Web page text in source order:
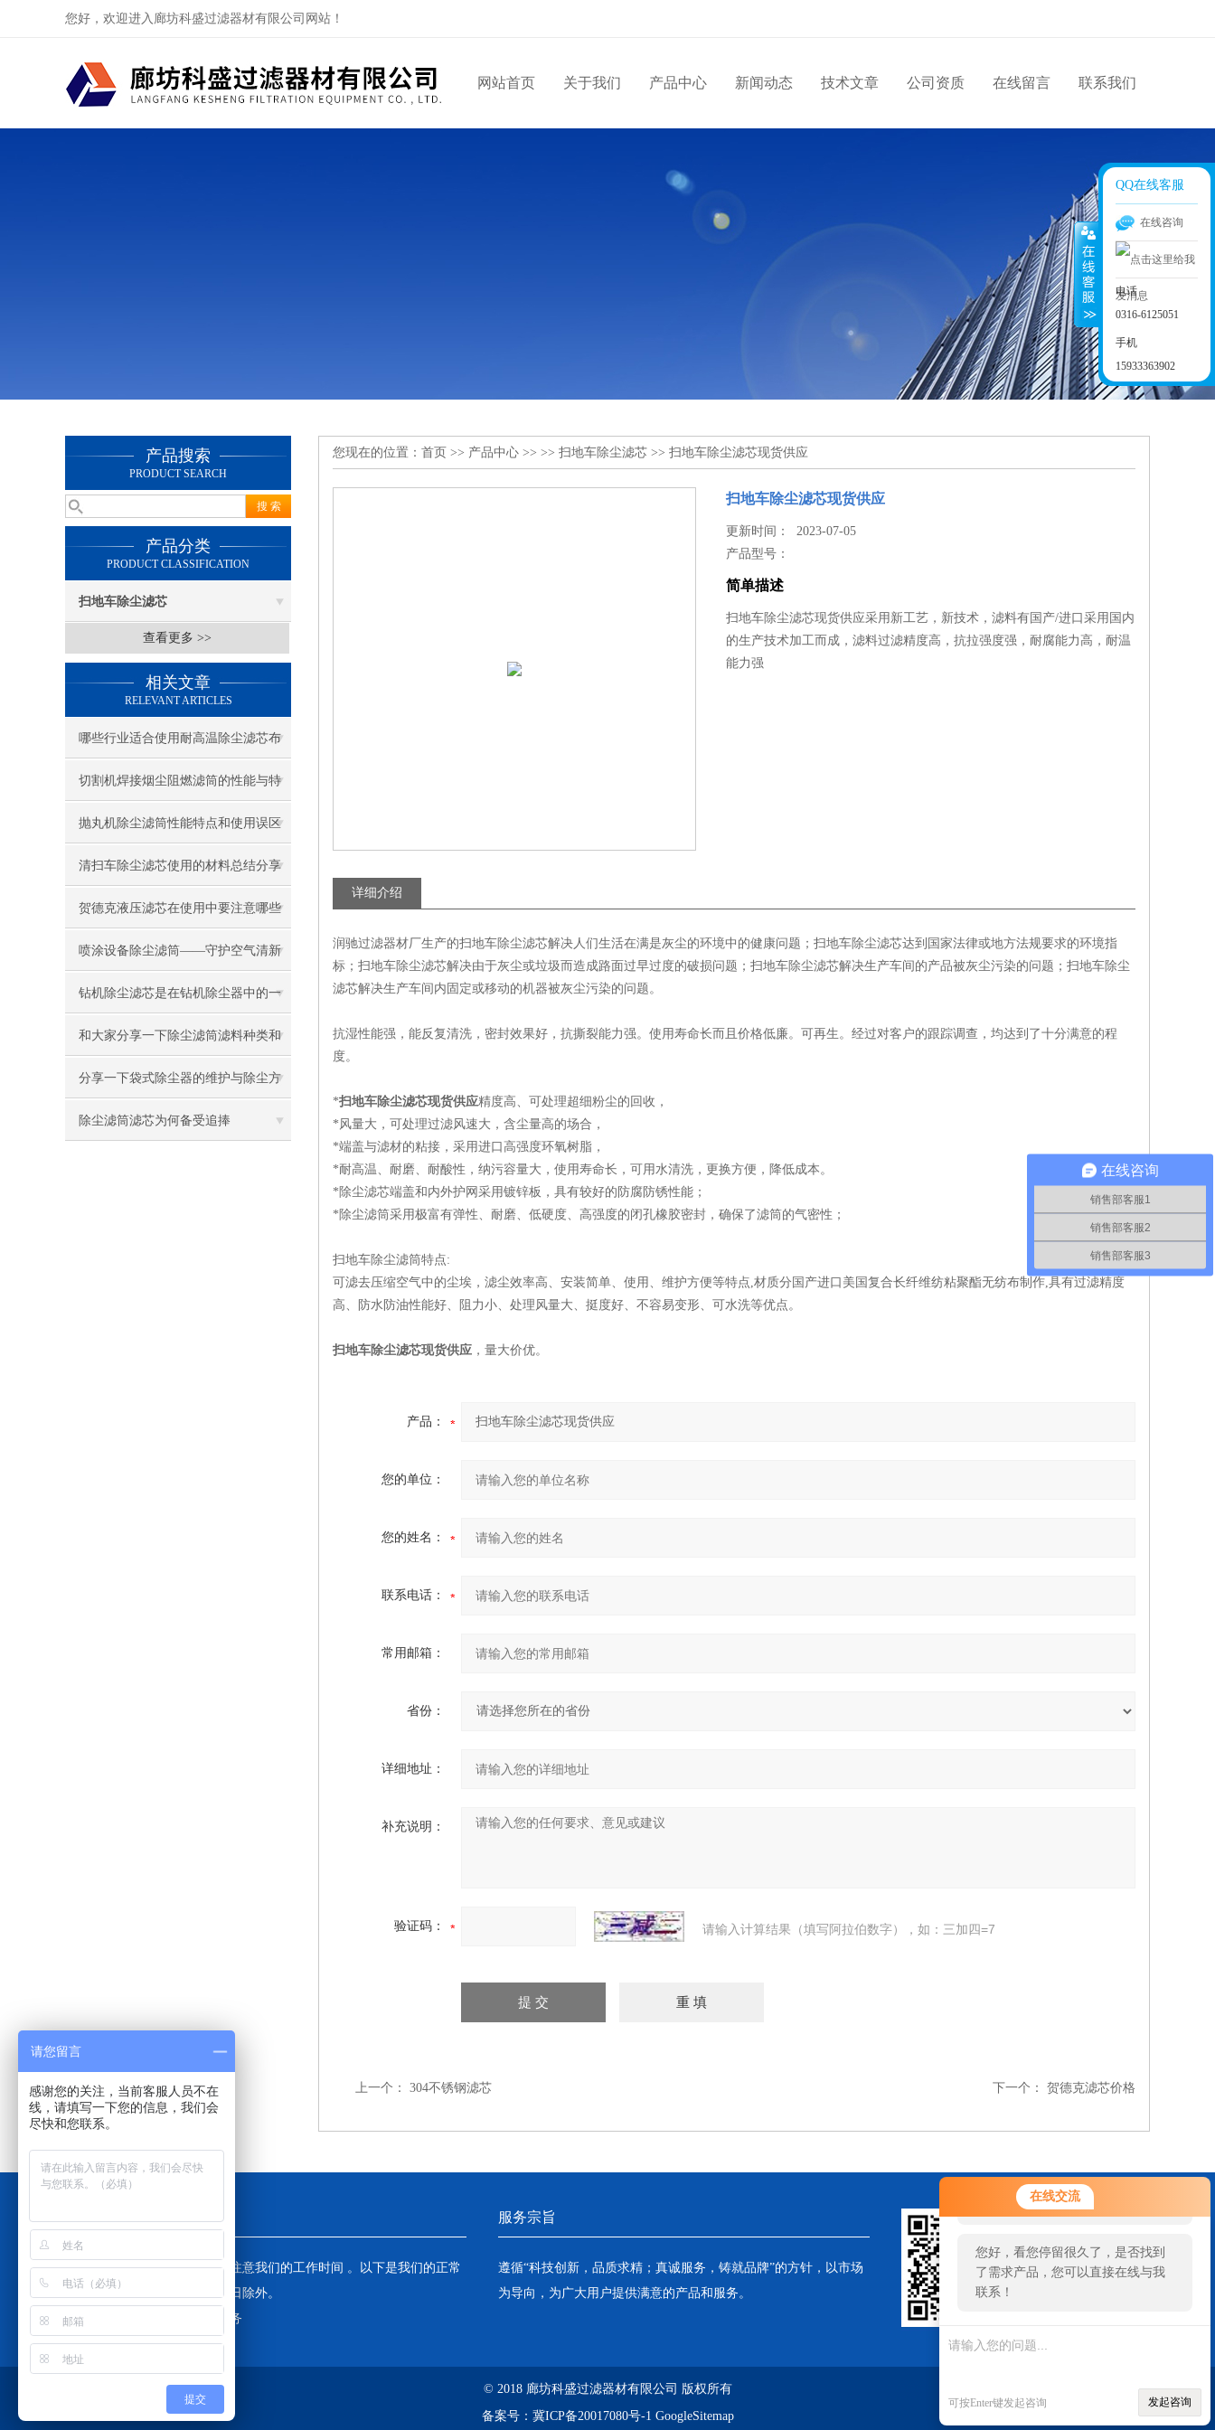
在线交流
您好！欢迎前来咨询，很高兴为您
服务，请问您要咨询什么问题呢？
您好，看您停留很久了，是否找到
了需求产品，您可以直接在线与我
联系！
可按Enter键发起咨询 发起咨询
您好，欢迎进入廊坊科盛过滤器材有限公司网站！
网站首页 关于我们 产品中心 新闻动态 技术文章 公司资质 在线留言 联系我们
产品搜索
PRODUCT SEARCH
产品分类
PRODUCT CLASSIFICATION
扫地车除尘滤芯
查看更多 >>
相关文章
RELEVANT ARTICLES
哪些行业适合使用耐高温除尘滤芯布
袋？
切割机焊接烟尘阻燃滤筒的性能与特
点是什么？
抛丸机除尘滤筒性能特点和使用误区
清扫车除尘滤芯使用的材料总结分享
贺德克液压滤芯在使用中要注意哪些
问题呢？
喷涂设备除尘滤筒——守护空气清新
的卫士
钻机除尘滤芯是在钻机除尘器中的一
种很重要的组成部分
和大家分享一下除尘滤筒滤料种类和
安装方式
分享一下袋式除尘器的维护与除尘方
法
除尘滤筒滤芯为何备受追捧
您现在的位置： 首页 >> 产品中心 >> >> 扫地车除尘滤芯 >> 扫地车除尘滤芯现货供应
扫地车除尘滤芯现货供应
更新时间： 2023-07-05
产品型号：
简单描述
扫地车除尘滤芯现货供应采用新工艺，新技术，滤料有国产/进口采用国内
的生产技术加工而成，滤料过滤精度高，抗拉强度强，耐腐能力高，耐温
能力强
详细介绍
润驰过滤器材厂生产的扫地车除尘滤芯解决人们生活在满是灰尘的环境中的健康问题；扫地车除尘滤芯达到国家法律或地方法规要求的环境指
标；扫地车除尘滤芯解决由于灰尘或垃圾而造成路面过早过度的破损问题；扫地车除尘滤芯解决生产车间的产品被灰尘污染的问题；扫地车除尘
滤芯解决生产车间内固定或移动的机器被灰尘污染的问题。
抗湿性能强，能反复清洗，密封效果好，抗撕裂能力强。使用寿命长而且价格低廉。可再生。经过对客户的跟踪调查，均达到了十分满意的程
度。
*扫地车除尘滤芯现货供应精度高、可处理超细粉尘的回收，
*风量大，可处理过滤风速大，含尘量高的场合，
*端盖与滤材的粘接，采用进口高强度环氧树脂，
*耐高温、耐磨、耐酸性，纳污容量大，使用寿命长，可用水清洗，更换方便，降低成本。
*除尘滤芯端盖和内外护网采用镀锌板，具有较好的防腐防锈性能；
*除尘滤筒采用极富有弹性、耐磨、低硬度、高强度的闭孔橡胶密封，确保了滤筒的气密性；
扫地车除尘滤筒特点:
可滤去压缩空气中的尘埃，滤尘效率高、安装简单、使用、维护方便等特点,材质分国产进口美国复合长纤维纺粘聚酯无纺布制作,具有过滤精度
高、防水防油性能好、阻力小、处理风量大、挺度好、不容易变形、可水洗等优点。
扫地车除尘滤芯现货供应 ，量大价优。
产品：
您的单位：
您的姓名：
联系电话：
常用邮箱：
省份：
详细地址：
补充说明：
验证码： 请输入计算结果（填写阿拉伯数字），如：三加四=7
上一个： 304不锈钢滤芯 下一个： 贺德克滤芯价格
为了避免不必要的等待，敬请注意我们的工作时间 。以下是我们的正常
工作时间，中国大陆法定节假日除外。
工作时间：24小时在线为您服务
服务宗旨
遵循“科技创新，品质求精；真诚服务，铸就品牌”的方针，以市场
为导向，为广大用户提供满意的产品和服务。
© 2018 廊坊科盛过滤器材有限公司 版权所有
备案号： 冀ICP备20017080号-1 GoogleSitemap
QQ在线客服
在线咨询
电话
0316-6125051
手机
15933363902
在线咨询
销售部客服1
销售部客服2
销售部客服3
请您留言
感谢您的关注，当前客服人员不在
线，请填写一下您的信息，我们会
尽快和您联系。
提交